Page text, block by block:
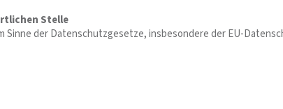
Stelle
Sinne der Datenschutzgesetze, insbesondere der EU-